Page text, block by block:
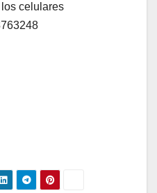
celulares